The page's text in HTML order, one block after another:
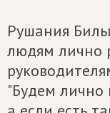
Рушания
людям лично
"Будем лично